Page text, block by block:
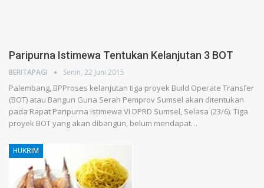
Paripurna Istimewa Tentukan Kelanjutan 3 BOT
BERITAPAGI Senin, 22 Juni 2015
Palembang, BPProses kelanjutan tiga proyek Build Operate Transfer
(BOT) atau Bangun Guna Serah Pemprov Sumsel akan ditentukan
pada Rapat Paripurna Istimewa VI DPRD Sumsel, Selasa (23/6). Tiga
proyek BOT yang akan dibangun, belum mendapat…
HUKRIM